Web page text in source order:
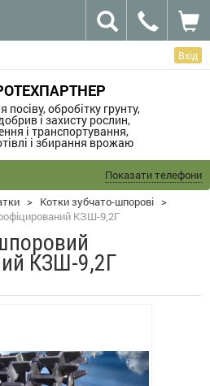
Вхід
посіву, обробітку грунту,
і захисту рослин,
і транспортування,
і збирання врожаю
Показати телефони
> Котки зубчато-шпорові >
КЗШ-9,2Г
КЗШ-9,2Г